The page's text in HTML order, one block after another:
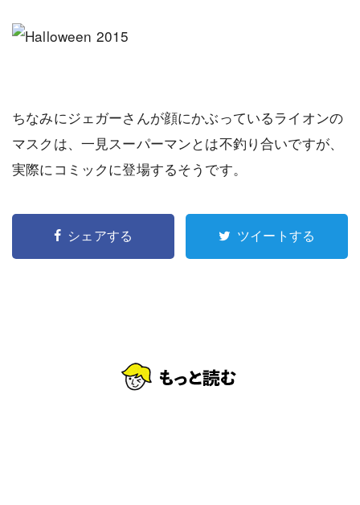
ちなみにジェガーさんが顔にかぶっているライオンの
マスクは、一見スーパーマンとは不釣り合いですが、
実際にコミックに登場するそうです。
シェアする ツイートする